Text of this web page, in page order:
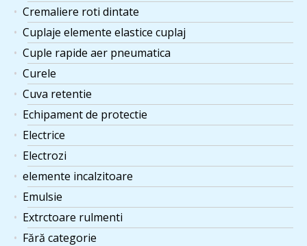
Cremaliere roti dintate
Cuplaje elemente elastice cuplaj
Cuple rapide aer pneumatica
Curele
Cuva retentie
Echipament de protectie
Electrice
Electrozi
elemente incalzitoare
Emulsie
Extrctoare rulmenti
Fără categorie